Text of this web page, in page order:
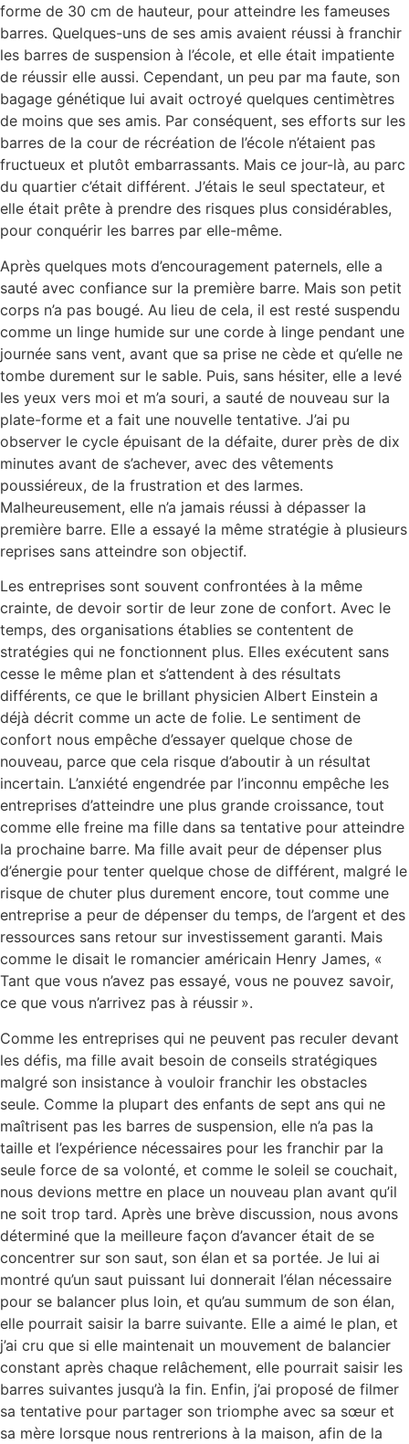
forme de 30 cm de hauteur, pour atteindre les fameuses
barres. Quelques-uns de ses amis avaient réussi à franchir
les barres de suspension à l’école, et elle était impatiente
de réussir elle aussi. Cependant, un peu par ma faute, son
bagage génétique lui avait octroyé quelques centimètres
de moins que ses amis. Par conséquent, ses efforts sur les
barres de la cour de récréation de l’école n’étaient pas
fructueux et plutôt embarrassants. Mais ce jour-là, au parc
du quartier c’était différent. J’étais le seul spectateur, et
elle était prête à prendre des risques plus considérables,
pour conquérir les barres par elle-même.
Après quelques mots d’encouragement paternels, elle a
sauté avec confiance sur la première barre. Mais son petit
corps n’a pas bougé. Au lieu de cela, il est resté suspendu
comme un linge humide sur une corde à linge pendant une
journée sans vent, avant que sa prise ne cède et qu’elle ne
tombe durement sur le sable. Puis, sans hésiter, elle a levé
les yeux vers moi et m’a souri, a sauté de nouveau sur la
plate-forme et a fait une nouvelle tentative. J’ai pu
observer le cycle épuisant de la défaite, durer près de dix
minutes avant de s’achever, avec des vêtements
poussiéreux, de la frustration et des larmes.
Malheureusement, elle n’a jamais réussi à dépasser la
première barre. Elle a essayé la même stratégie à plusieurs
reprises sans atteindre son objectif.
Les entreprises sont souvent confrontées à la même
crainte, de devoir sortir de leur zone de confort. Avec le
temps, des organisations établies se contentent de
stratégies qui ne fonctionnent plus. Elles exécutent sans
cesse le même plan et s’attendent à des résultats
différents, ce que le brillant physicien Albert Einstein a
déjà décrit comme un acte de folie. Le sentiment de
confort nous empêche d’essayer quelque chose de
nouveau, parce que cela risque d’aboutir à un résultat
incertain. L’anxiété engendrée par l’inconnu empêche les
entreprises d’atteindre une plus grande croissance, tout
comme elle freine ma fille dans sa tentative pour atteindre
la prochaine barre. Ma fille avait peur de dépenser plus
d’énergie pour tenter quelque chose de différent, malgré le
risque de chuter plus durement encore, tout comme une
entreprise a peur de dépenser du temps, de l’argent et des
ressources sans retour sur investissement garanti. Mais
comme le disait le romancier américain Henry James, «
Tant que vous n’avez pas essayé, vous ne pouvez savoir,
ce que vous n’arrivez pas à réussir ».
Comme les entreprises qui ne peuvent pas reculer devant
les défis, ma fille avait besoin de conseils stratégiques
malgré son insistance à vouloir franchir les obstacles
seule. Comme la plupart des enfants de sept ans qui ne
maîtrisent pas les barres de suspension, elle n’a pas la
taille et l’expérience nécessaires pour les franchir par la
seule force de sa volonté, et comme le soleil se couchait,
nous devions mettre en place un nouveau plan avant qu’il
ne soit trop tard. Après une brève discussion, nous avons
déterminé que la meilleure façon d’avancer était de se
concentrer sur son saut, son élan et sa portée. Je lui ai
montré qu’un saut puissant lui donnerait l’élan nécessaire
pour se balancer plus loin, et qu’au summum de son élan,
elle pourrait saisir la barre suivante. Elle a aimé le plan, et
j’ai cru que si elle maintenait un mouvement de balancier
constant après chaque relâchement, elle pourrait saisir les
barres suivantes jusqu’à la fin. Enfin, j’ai proposé de filmer
sa tentative pour partager son triomphe avec sa sœur et
sa mère lorsque nous rentrerions à la maison, afin de la